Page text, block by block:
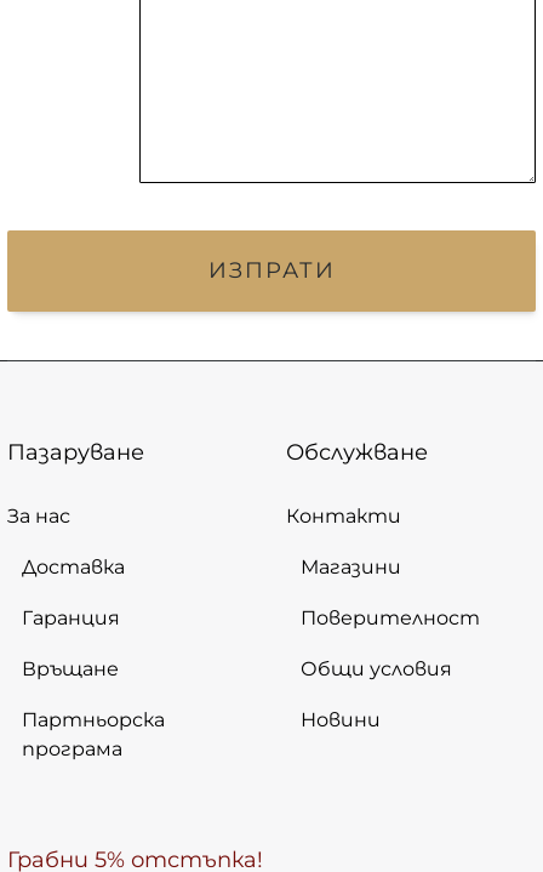
ИЗПРАТИ
Пазаруване
За нас
Доставка
Гаранция
Връщане
Партньорска
програма
Обслужване
Контакти
Магазини
Поверителност
Общи условия
Новини
Грабни 5% отстъпка!